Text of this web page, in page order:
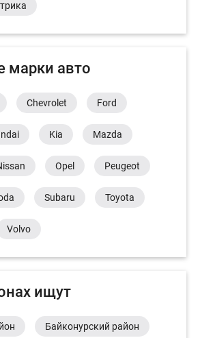
марки авто
Chevrolet Ford
Kia Mazda
Opel Peugeot
Subaru Toyota
Volvo
ищут
Байконурский район